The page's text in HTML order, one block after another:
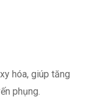
hóa, giúp tăng
phụng.